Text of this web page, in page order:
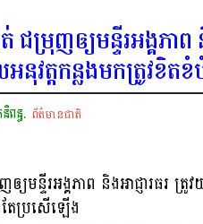
ម្រុញឲ្យមន្ទីរអង្គភាព
នុវត្តកន្លងមកត្រូវខិត
និពន្ធ. ព័ត៌មានជាតិ
មន្ទីរអង្គភាព និងអាជ្ញារធរ ត្
ែប្រសើឡើង